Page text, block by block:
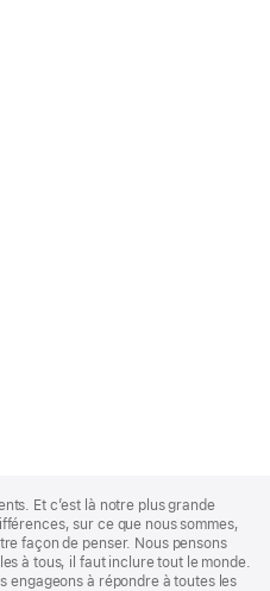
Et c’est là notre plus grande
sur ce que nous sommes,
façon de penser. Nous pensons
à tous, il faut inclure tout le monde.
engageons à répondre à toutes les